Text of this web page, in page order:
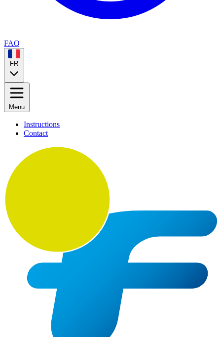
FAQ
FR
Menu
Instructions
Contact